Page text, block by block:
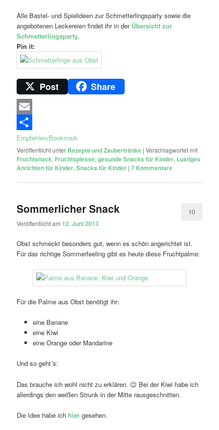
Alle Bastel- und Spielideen zur Schmetterlingsparty sowie die
angebotenen Leckereien findet ihr in der Übersicht zur
Schmetterlingsparty.
Pin it:
Post Share
Email
Empfehlen/Bookmark
Veröffentlicht unter Rezepte und Zaubertränke |Verschlagwortet mit
Fruchtsnack, Fruchtspiesse,gesunde Snacks für Kinder, Lustiges
Anrichten für Kinder,Snacks für Kinder |7 Kommentare
Sommerlicher Snack
Veröffentlicht am12. Juni 2013
10
Obst schmeckt besonders gut, wenn es schön angerichtet ist.
Für das richtige Sommerfeeling gibt es heute diese Fruchtpalme:
Für die Palme aus Obst benötigt ihr:
eine Banane
eine Kiwi
eine Orange oder Mandarine
Und so geht´s:
Das brauche ich wohl nicht zu erklären. 😉 Bei der Kiwi habe ich
allerdings den weißen Strunk in der Mitte rausgeschnitten.
Die Idee habe ich hier gesehen.